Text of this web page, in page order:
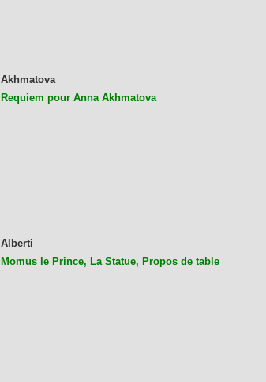
Akhmatova
Requiem pour Anna Akhmatova
Alberti
Momus le Prince, La Statue, Propos de table